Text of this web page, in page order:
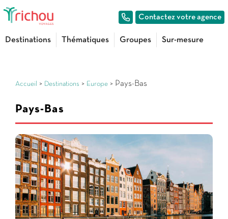
Contactez votre agence
Destinations Thématiques Groupes Sur-mesure
Accueil > Destinations > Europe > Pays-Bas
Pays-Bas